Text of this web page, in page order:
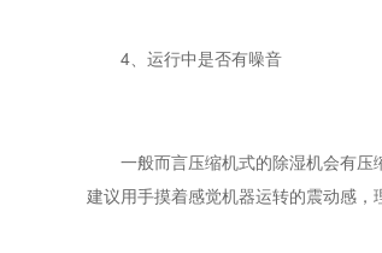
4、运行中是否有噪音
一般而言压缩机式的除湿机会有压
建议用手摸着感觉机器运转的震动感，